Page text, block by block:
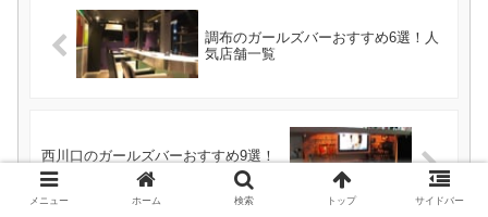
調布のガールズバーおすすめ6選！人
気店舗一覧
西川口のガールズバーおすすめ9選！
人気店舗一覧
メニュー ホーム 検索 トップ サイドバー